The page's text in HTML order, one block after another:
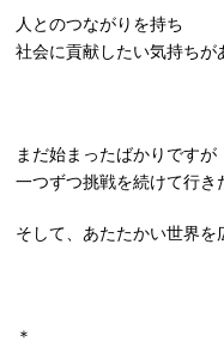
人とのつながりを持ち
社会に貢献したい気持ちが
まだ始まったばかりですが
一つずつ挑戦を続けて行き
そして、あたたかい世界を
＊